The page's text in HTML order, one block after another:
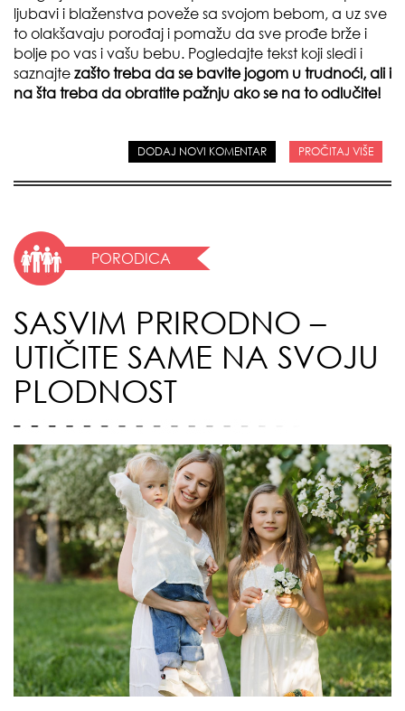
ljubavi i blaženstva poveže sa svojom bebom, a uz sve
to olakšavaju porođaj i pomažu da sve prođe brže i
bolje po vas i vašu bebu. Pogledajte tekst koji sledi i
saznajte zašto treba da se bavite jogom u trudnoći, ali i
na šta treba da obratite pažnju ako se na to odlučite!
DODAJ NOVI KOMENTAR PROČITAJ VIŠE
PORODICA
SASVIM PRIRODNO –
UTIČITE SAME NA SVOJU
PLODNOST